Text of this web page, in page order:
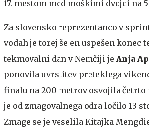
17. mestom med moškimi dvojci na
Za slovensko reprezentanco v
vodah je torej še en uspešen konec
tekmovalni dan v Nemčiji je Anja
ponovila uvrstitev preteklega
finalu na 200 metrov osvojila četrto
je od zmagovalnega odra ločilo 13
Zmage se je veselila Kitajka